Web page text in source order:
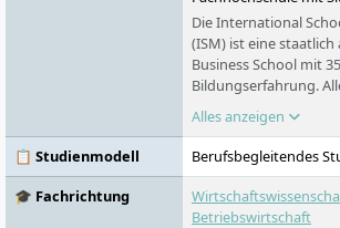
Die International
(ISM) ist eine
Business School mit
Bildungserfahrung.
von der Deutschen
(FIBAA) akkreditiert
internationale
sieben Standorten in
Dortmund, Köln,
Hamburg gehört die
Alles anzeigen
📋 Studienmodell
Berufsbegleitendes
🎓 Fachrichtung
Betriebswirtschaft